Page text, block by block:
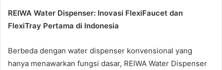
REIWA Water Dispenser: Inovasi FlexiFaucet dan
FlexiTray Pertama di Indonesia
Berbeda dengan water dispenser konvensional yang
hanya menawarkan fungsi dasar, REIWA Water Dispenser